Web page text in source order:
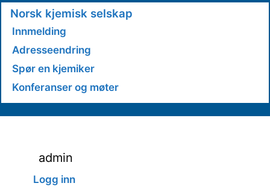
Norsk kjemisk selskap
Innmelding
Adresseendring
Spør en kjemiker
Konferanser og møter
admin
Logg inn